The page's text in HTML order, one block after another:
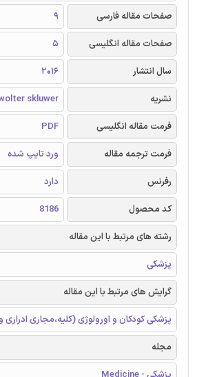
صفحات مقاله فارسی
9
صفحات مقاله انگلیسی
5
سال انتشار
2016
نشریه
skluwer
فرمت مقاله انگلیسی
PDF
فرمت ترجمه مقاله
ورد تایپ شده
رفرنس
دارد
کد محصول
8186
رشته های مرتبط با این مقاله
پزشکی
گرایش های مرتبط با این مقاله
پزشکی کودکان و اورولوژی (کلیه،مجاری ادراری
مجله